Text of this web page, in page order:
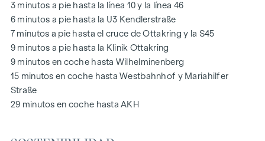
los niños puedan jugar con seguridad y despreocupación.
Durante la fase de planificación se hizo especial hincapié en
los materiales sostenibles.
El uso exclusivo por parte de los residentes hace de este
patio interior oasis de paz un activo especial del proyecto y
garantiza una calidad de vida excepcional. Experimente la
vida moderna con un valor añadido ecológico: ¡bienvenido a
3 minutos a pie hasta la línea 10 y la línea 46
6 minutos a pie hasta la U3 Kendlerstraße
7 minutos a pie hasta el cruce de Ottakring y la S45
9 minutos a pie hasta la Klinik Ottakring
9 minutos en coche hasta Wilhelminenberg
15 minutos en coche hasta Westbahnhof y Mariahilfer
Straße
29 minutos en coche hasta AKH